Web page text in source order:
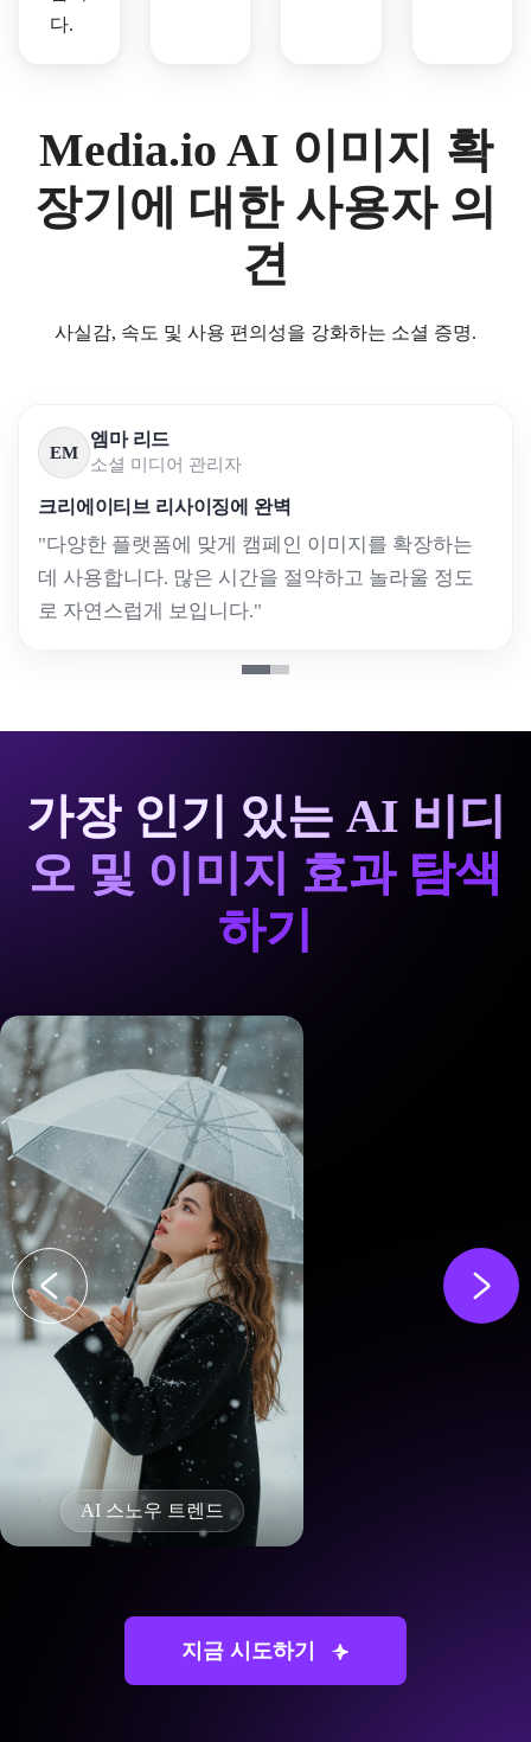
다.
Media.io AI 이미지 확
장기에 대한 사용자 의
견
사실감, 속도 및 사용 편의성을 강화하는 소셜 증명.
EM
엠마 리드
소셜 미디어 관리자
크리에이티브 리사이징에 완벽
"다양한 플랫폼에 맞게 캠페인 이미지를 확장하는
데 사용합니다. 많은 시간을 절약하고 놀라울 정도
로 자연스럽게 보입니다."
가장 인기 있는 AI 비디
오 및 이미지 효과 탐색
하기
AI 스노우 트렌드
지금 시도하기